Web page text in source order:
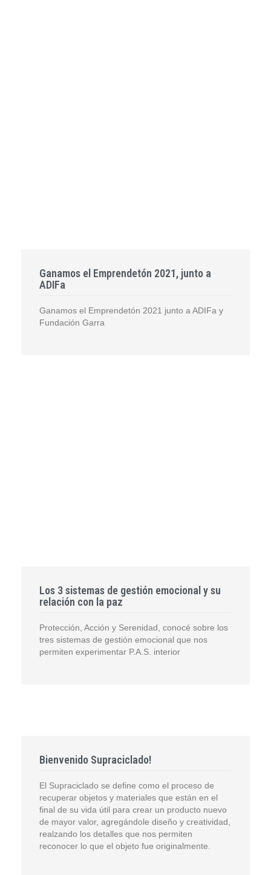
Ganamos el Emprendetón 2021, junto a
ADIFa
Ganamos el Emprendetón 2021 junto a ADIFa y
Fundación Garra
Los 3 sistemas de gestión emocional y su
relación con la paz
Protección, Acción y Serenidad, conocé sobre los
tres sistemas de gestión emocional que nos
permiten experimentar P.A.S. interior
Bienvenido Supraciclado!
El Supraciclado se define como el proceso de
recuperar objetos y materiales que están en el
final de su vida útil para crear un producto nuevo
de mayor valor, agregándole diseño y creatividad,
realzando los detalles que nos permiten
reconocer lo que el objeto fue originalmente.